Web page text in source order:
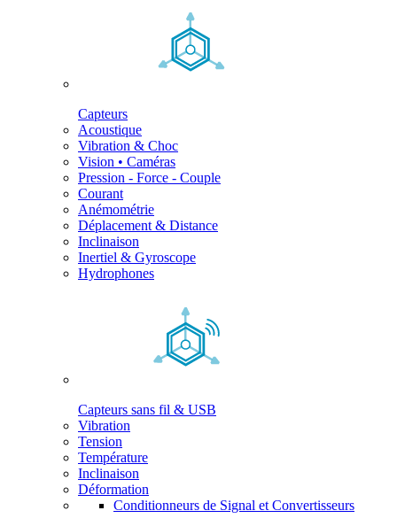
Capteurs
Acoustique
Vibration & Choc
Vision • Caméras
Pression - Force - Couple
Courant
Anémométrie
Déplacement & Distance
Inclinaison
Inertiel & Gyroscope
Hydrophones
Capteurs sans fil & USB
Vibration
Tension
Température
Inclinaison
Déformation
Conditionneurs de Signal et Convertisseurs